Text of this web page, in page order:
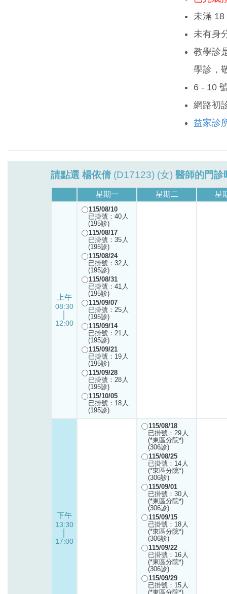
未滿 18
未有身
教學診
學診，
6 - 10
網路初
益家診